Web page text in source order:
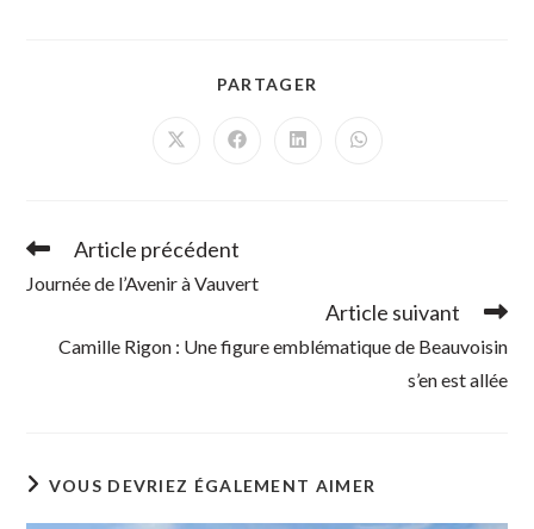
PARTAGER
Ouvrir
Ouvrir
Ouvrir
Ouvrir
Read
articles
Article précédent
Journée de l’Avenir à Vauvert
Article suivant
Camille Rigon : Une figure emblématique de Beauvoisin
s’en est allée
VOUS DEVRIEZ ÉGALEMENT AIMER